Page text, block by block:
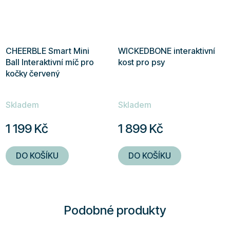
CHEERBLE Smart Mini
Ball Interaktivní míč pro
kočky červený
Skladem
1 199 Kč
DO KOŠÍKU
WICKEDBONE interaktivní
kost pro psy
Skladem
1 899 Kč
DO KOŠÍKU
Podobné produkty